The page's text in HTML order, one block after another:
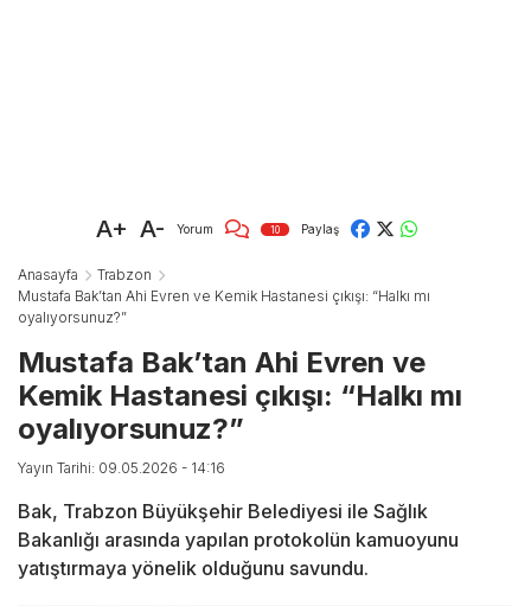
A+ A- Yorum 10 Paylaş
Anasayfa
Trabzon
Mustafa Bak’tan Ahi Evren ve Kemik Hastanesi çıkışı: “Halkı mı
oyalıyorsunuz?”
Mustafa Bak’tan Ahi Evren ve
Kemik Hastanesi çıkışı: “Halkı mı
oyalıyorsunuz?”
Yayın Tarihi: 09.05.2026 - 14:16
Bak, Trabzon Büyükşehir Belediyesi ile Sağlık
Bakanlığı arasında yapılan protokolün kamuoyunu
yatıştırmaya yönelik olduğunu savundu.